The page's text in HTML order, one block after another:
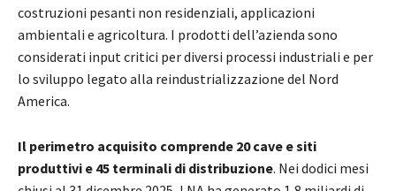
costruzioni pesanti non residenziali, applicazioni
ambientali e agricoltura. I prodotti dell’azienda sono
considerati input critici per diversi processi industriali e per
lo sviluppo legato alla reindustrializzazione del Nord
America.
Il perimetro acquisito comprende 20 cave e siti
produttivi e 45 terminali di distribuzione. Nei dodici mesi